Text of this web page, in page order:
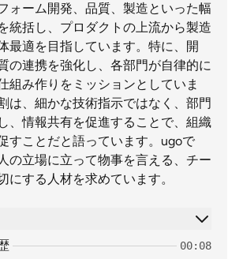
ォーム開発、品質、製造といった幅
統括し、プロダクトの上流から製造
最適を目指しています。特に、開
の連携を強化し、各部門が自律的に
組み作りをミッションとしていま
は、細かな技術指示ではなく、部門
、情報共有を促進することで、組織
すことだと語っています。ugoで
の立場に立って物事を言える、チー
にする人材を求めています。
00:08